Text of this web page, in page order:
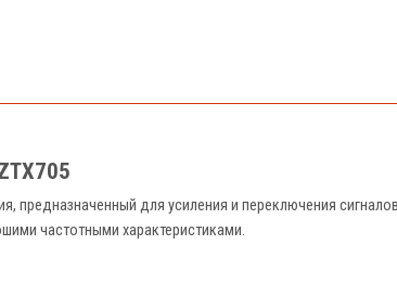
предназначенный для усиления и переключения
частотными характеристиками.